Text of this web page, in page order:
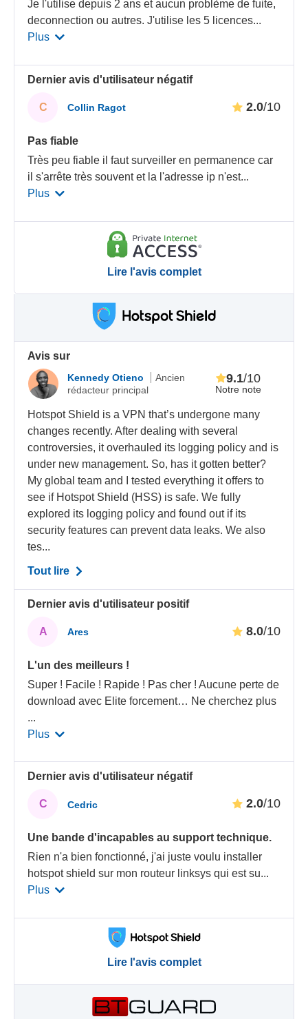
Je l'utilise depuis 2 ans et aucun problème de fuite,
deconnection ou autres. J'utilise les 5 licences...
Plus
Dernier avis d'utilisateur négatif
C Collin Ragot 2.0/10
Pas fiable
Très peu fiable il faut surveiller en permanence car
il s'arrête très souvent et la l'adresse ip n'est...
Plus
Lire l'avis complet
Avis sur
Kennedy Otieno
Ancien
rédacteur principal
Notre note
9.1/10
Hotspot Shield is a VPN that’s undergone many
changes recently. After dealing with several
controversies, it overhauled its logging policy and is
under new management. So, has it gotten better?
My global team and I tested everything it offers to
see if Hotspot Shield (HSS) is safe. We fully
explored its logging policy and found out if its
security features can prevent data leaks. We also
tes...
Tout lire
Dernier avis d'utilisateur positif
A Ares 8.0/10
L'un des meilleurs !
Super ! Facile ! Rapide ! Pas cher ! Aucune perte de
download avec Elite forcement… Ne cherchez plus
...
Plus
Dernier avis d'utilisateur négatif
C Cedric 2.0/10
Une bande d'incapables au support technique.
Rien n'a bien fonctionné, j'ai juste voulu installer
hotspot shield sur mon routeur linksys qui est su...
Plus
Lire l'avis complet